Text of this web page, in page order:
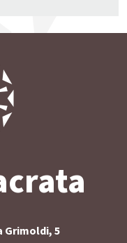
Grimoldi, 5